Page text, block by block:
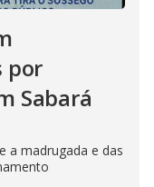
por
Sabará
a madrugada e das